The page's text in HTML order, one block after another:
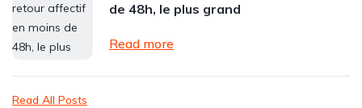
de 48h, le plus grand
Read more
Read All Posts